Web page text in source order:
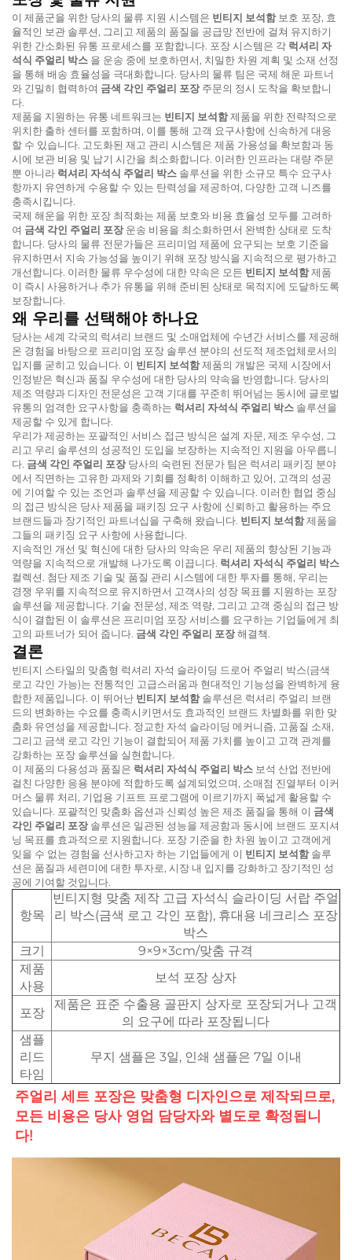
이 제품군을 위한 당사의 물류 지원 시스템은 빈티지 보석함 보호 포장, 효
율적인 보관 솔루션, 그리고 제품의 품질을 공급망 전반에 걸쳐 유지하기
위한 간소화된 유통 프로세스를 포함합니다. 포장 시스템은 각 럭셔리 자
석식 주얼리 박스 을 운송 중에 보호하면서, 치밀한 차원 계획 및 소재 선정
을 통해 배송 효율성을 극대화합니다. 당사의 물류 팀은 국제 해운 파트너
와 긴밀히 협력하여 금색 각인 주얼리 포장주문의 정시 도착을 확보합니
다.
제품을 지원하는 유통 네트워크는 빈티지 보석함제품을 위한 전략적으로
위치한 출하 센터를 포함하며, 이를 통해 고객 요구사항에 신속하게 대응
할 수 있습니다. 고도화된 재고 관리 시스템은 제품 가용성을 확보함과 동
시에 보관 비용 및 납기 시간을 최소화합니다. 이러한 인프라는 대량 주문
뿐 아니라 럭셔리 자석식 주얼리 박스 솔루션을 위한 소규모 특수 요구사
항까지 유연하게 수용할 수 있는 탄력성을 제공하여, 다양한 고객 니즈를
충족시킵니다.
국제 해운을 위한 포장 최적화는 제품 보호와 비용 효율성 모두를 고려하
여 금색 각인 주얼리 포장운송 비용을 최소화하면서 완벽한 상태로 도착
합니다. 당사의 물류 전문가들은 프리미엄 제품에 요구되는 보호 기준을
유지하면서 지속 가능성을 높이기 위해 포장 방식을 지속적으로 평가하고
개선합니다. 이러한 물류 우수성에 대한 약속은 모든 빈티지 보석함제품
이 즉시 사용하거나 추가 유통을 위해 준비된 상태로 목적지에 도달하도록
보장합니다.
왜 우리를 선택해야 하나요
당사는 세계 각국의 럭셔리 브랜드 및 소매업체에 수년간 서비스를 제공해
온 경험을 바탕으로 프리미엄 포장 솔루션 분야의 선도적 제조업체로서의
입지를 굳히고 있습니다. 이 빈티지 보석함제품의 개발은 국제 시장에서
인정받은 혁신과 품질 우수성에 대한 당사의 약속을 반영합니다. 당사의
제조 역량과 디자인 전문성은 고객 기대를 꾸준히 뛰어넘는 동시에 글로벌
유통의 엄격한 요구사항을 충족하는 럭셔리 자석식 주얼리 박스 솔루션을
제공할 수 있게 합니다.
우리가 제공하는 포괄적인 서비스 접근 방식은 설계 자문, 제조 우수성, 그
리고 우리 솔루션의 성공적인 도입을 보장하는 지속적인 지원을 아우릅니
다. 금색 각인 주얼리 포장당사의 숙련된 전문가 팀은 럭셔리 패키징 분야
에서 직면하는 고유한 과제와 기회를 정확히 이해하고 있어, 고객의 성공
에 기여할 수 있는 조언과 솔루션을 제공할 수 있습니다. 이러한 협업 중심
의 접근 방식은 당사 제품을 패키징 요구 사항에 신뢰하고 활용하는 주요
브랜드들과 장기적인 파트너십을 구축해 왔습니다. 빈티지 보석함제품을
그들의 패키징 요구 사항에 사용합니다.
지속적인 개선 및 혁신에 대한 당사의 약속은 우리 제품의 향상된 기능과
역량을 지속적으로 개발해 나가도록 이끕니다. 럭셔리 자석식 주얼리 박스
컬렉션. 첨단 제조 기술 및 품질 관리 시스템에 대한 투자를 통해, 우리는
경쟁 우위를 지속적으로 유지하면서 고객사의 성장 목표를 지원하는 포장
솔루션을 제공합니다. 기술 전문성, 제조 역량, 그리고 고객 중심의 접근 방
식이 결합된 이 솔루션은 프리미엄 포장 서비스를 요구하는 기업들에게 최
고의 파트너가 되어 줍니다. 금색 각인 주얼리 포장해결책.
결론
빈티지 스타일의 맞춤형 럭셔리 자석 슬라이딩 드로어 주얼리 박스(금색
로고 각인 가능)는 전통적인 고급스러움과 현대적인 기능성을 완벽하게 융
합한 제품입니다. 이 뛰어난 빈티지 보석함솔루션은 럭셔리 주얼리 브랜
드의 변화하는 수요를 충족시키면서도 효과적인 브랜드 차별화를 위한 맞
춤화 유연성을 제공합니다. 정교한 자석 슬라이딩 메커니즘, 고품질 소재,
그리고 금색 로고 각인 기능이 결합되어 제품 가치를 높이고 고객 관계를
강화하는 포장 솔루션을 실현합니다.
이 제품의 다용성과 품질은 럭셔리 자석식 주얼리 박스 보석 산업 전반에
걸친 다양한 응용 분야에 적합하도록 설계되었으며, 소매점 진열부터 이커
머스 물류 처리, 기업용 기프트 프로그램에 이르기까지 폭넓게 활용할 수
있습니다. 포괄적인 맞춤화 옵션과 신뢰성 높은 제조 품질을 통해 이 금색
각인 주얼리 포장솔루션은 일관된 성능을 제공함과 동시에 브랜드 포지셔
닝 목표를 효과적으로 지원합니다. 포장 기준을 한 차원 높이고 고객에게
잊을 수 없는 경험을 선사하고자 하는 기업들에게 이 빈티지 보석함솔루
션은 품질과 세련미에 대한 투자로, 시장 내 입지를 강화하고 장기적인 성
공에 기여할 것입니다.
항목
빈티지형 맞춤 제작 고급 자석식 슬라이딩 서랍 주얼
리 박스(금색 로고 각인 포함), 휴대용 네크리스 포장
박스
크기
9×9×3cm/맞춤 규격
제품
사용
보석 포장 상자
포장
제품은 표준 수출용 골판지 상자로 포장되거나 고객
의 요구에 따라 포장됩니다
샘플
리드
타임
무지 샘플은 3일, 인쇄 샘플은 7일 이내
주얼리 세트 포장은 맞춤형 디자인으로 제작되므로,
모든 비용은 당사 영업 담당자와 별도로 확정됩니
다!